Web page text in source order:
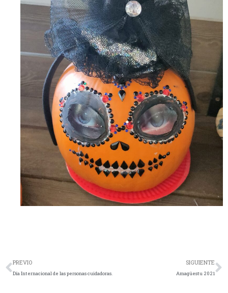
Ant
PREVIO
Día Internacional de las personas cuidadoras.
SIGUIENTE
Amagüestu 2021